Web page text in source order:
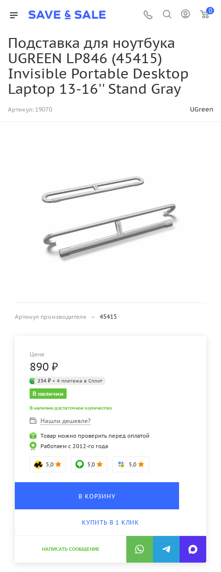
0
Подставка для ноутбука
UGREEN LP846 (45415)
Invisible Portable Desktop
Laptop 13-16'' Stand Gray
Артикул: 19070 UGreen
Артикул производителя — 45415
Цена
890 ₽
234 ₽ × 4 платежа в Сплит
В наличии
В наличии достаточное количество
Нашли дешевле?
Товар можно проверить перед оплатой
Работаем с 2012-го года
5,0 5,0 5,0
В КОРЗИНУ
КУПИТЬ В 1 КЛИК
НАПИСАТЬ СООБЩЕНИЕ